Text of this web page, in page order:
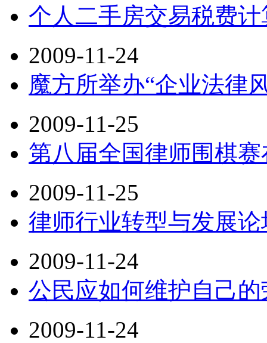
个人二手房交易税费
2009-11-24
魔方所举办“企业法律
2009-11-25
第八届全国律师围棋
2009-11-25
律师行业转型与发展
2009-11-24
公民应如何维护自己
2009-11-24